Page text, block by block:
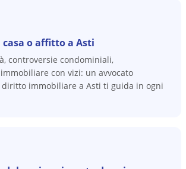
casa o affitto a Asti
controversie condominiali,
con vizi: un avvocato
immobiliare a Asti ti guida in ogni